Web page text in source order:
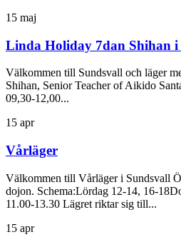
15 maj
Linda Holiday 7dan Shihan i
Välkommen till Sundsvall och läger
Shihan, Senior Teacher of Aikido
09,30-12,00...
15 apr
Vårläger
Välkommen till Vårläger i Sundsvall
dojon. Schema:Lördag 12-14, 16-
11.00-13.30 Lägret riktar sig till...
15 apr